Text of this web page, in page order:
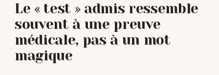
Le « test » admis ressemble
souvent à une preuve
médicale, pas à un mot
magique